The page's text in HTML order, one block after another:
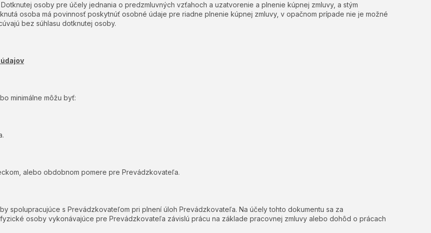
osoby pre účely jednania o predzmluvných vzťahoch a uzatvorenie a plnenie kúpnej zmluvy, a stým
osoba má povinnosť poskytnúť osobné údaje pre riadne plnenie kúpnej zmluvy, v opačnom prípade nie je možné
bez súhlasu dotknutej osoby.
minimálne môžu byť:
alebo obdobnom pomere pre Prevádzkovateľa.
spolupracujúce s Prevádzkovateľom pri plnení úloh Prevádzkovateľa. Na účely tohto dokumentu sa za
osoby vykonávajúce pre Prevádzkovateľa závislú prácu na základe pracovnej zmluvy alebo dohôd o prácach